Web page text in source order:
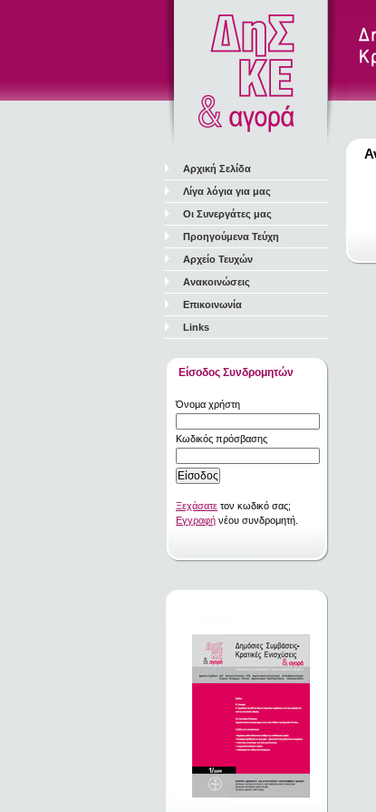
Αρχική Σελίδα
Λίγα λόγια για μας
Οι Συνεργάτες μας
Προηγούμενα Τεύχη
Αρχείο Τευχών
Ανακοινώσεις
Επικοινωνία
Links
Είσοδος Συνδρομητών
Όνομα χρήστη
Κωδικός πρόσβασης
Ξεχάσατε τον κωδικό σας;
Εγγραφή νέου συνδρομητή.